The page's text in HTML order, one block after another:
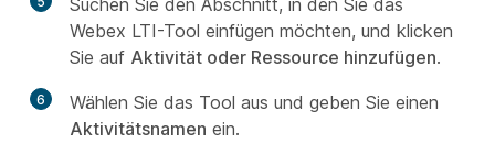
Suchen Sie den Abschnitt, in den Sie das
Webex LTI-Tool einfügen möchten, und klicken
Sie auf Aktivität oder Ressource hinzufügen.
6
Wählen Sie das Tool aus und geben Sie einen
Aktivitätsnamen ein.